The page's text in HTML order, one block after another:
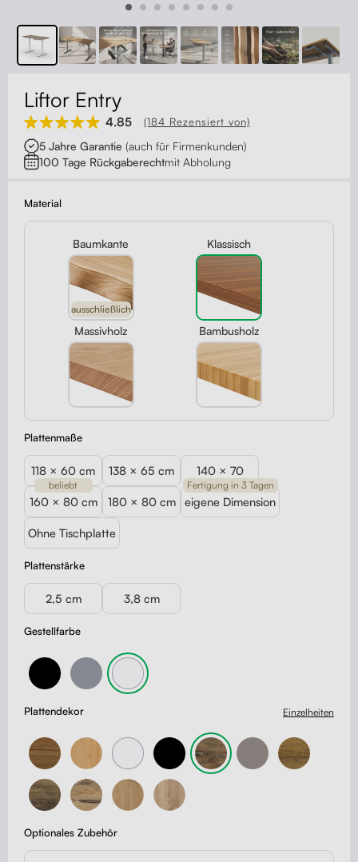
Kabelmanagement
Monitorständer
Tischtrennwände
Rückenlehnen
Kontakt
Liftor Entry
4.85 (184 Rezensiert von)
5 Jahre Garantie (auch für Firmenkunden)
100 Tage Rückgaberechtmit Abholung
Material
Baumkante
ausschließlich
Klassisch
Massivholz Bambusholz
Gestellfarbe
Plattenstärke
2,5 cm 3,8 cm
Plattenmaße
118 × 60 cm 138 × 65 cm 140 × 70
160 × 80 cm
beliebt
180 × 80 cm eigene Dimension
Fertigung in 3 Tagen
Ohne Tischplatte
Plattendekor Einzelheiten
Optionales Zubehör